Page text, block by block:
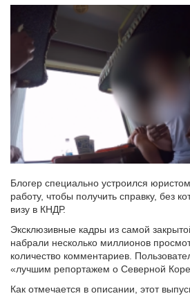
Блогер специально устроился
работу, чтобы получить справку, без
визу в КНДР.
Эксклюзивные кадры из самой
набрали несколько миллионов
количество комментариев.
«лучшим репортажем о Северной
Как отмечается в описании, этот